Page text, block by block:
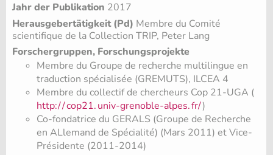
Jahr der Publikation 2017
Herausgebertätigkeit (Pd) Membre du Comité
scientifique de la Collection TRIP, Peter Lang
Forschergruppen, Forschungsprojekte
Membre du Groupe de recherche multilingue en
traduction spécialisée (GREMUTS), ILCEA 4
Membre du collectif de chercheurs Cop 21-UGA (
http://cop21.univ-grenoble-alpes.fr/)
Co-fondatrice du GERALS (Groupe de Recherche
en ALlemand de Spécialité) (Mars 2011) et Vice-
Présidente (2011-2014)